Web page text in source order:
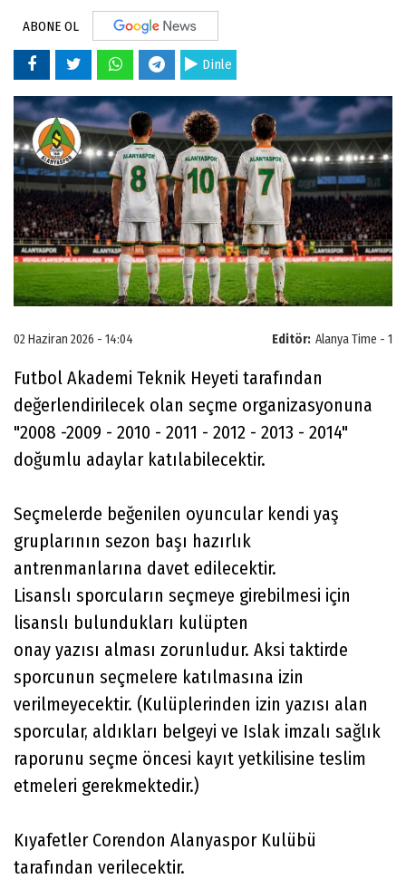
ABONE OL
Dinle
Editör: Alanya Time - 1
02 Haziran 2026 - 14:04
Futbol Akademi Teknik Heyeti tarafından
değerlendirilecek olan seçme organizasyonuna
"2008 -2009 - 2010 - 2011 - 2012 - 2013 - 2014"
doğumlu adaylar katılabilecektir.
Seçmelerde beğenilen oyuncular kendi yaş
gruplarının sezon başı hazırlık
antrenmanlarına davet edilecektir.
Lisanslı sporcuların seçmeye girebilmesi için
lisanslı bulundukları kulüpten
onay yazısı alması zorunludur. Aksi taktirde
sporcunun seçmelere katılmasına izin
verilmeyecektir. (Kulüplerinden izin yazısı alan
sporcular, aldıkları belgeyi ve Islak imzalı sağlık
raporunu seçme öncesi kayıt yetkilisine teslim
etmeleri gerekmektedir.)
Kıyafetler Corendon Alanyaspor Kulübü
tarafından verilecektir.